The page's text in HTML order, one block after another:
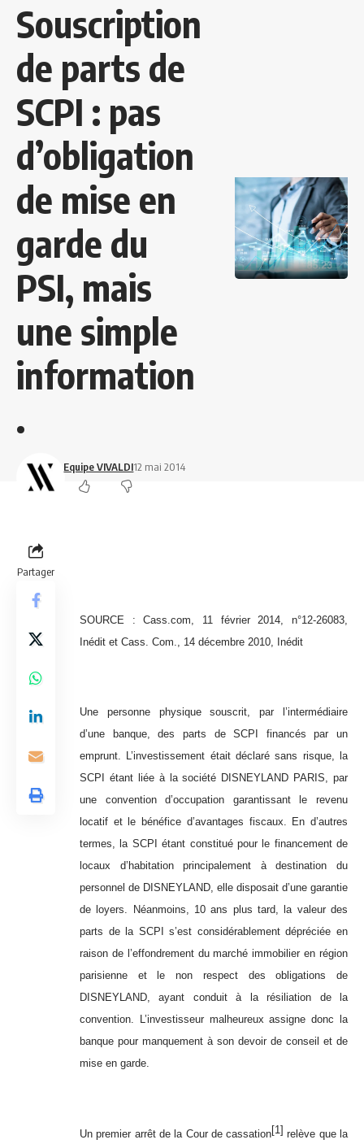
Souscription
de parts de
SCPI : pas
d’obligation
de mise en
garde du
PSI, mais
une simple
information
.
Equipe VIVALDI12 mai 2014
Partager
SOURCE : Cass.com, 11 février 2014, n°12-26083,
Inédit et Cass. Com., 14 décembre 2010, Inédit
Une personne physique souscrit, par l’intermédiaire
d’une banque, des parts de SCPI financés par un
emprunt. L’investissement était déclaré sans risque, la
SCPI étant liée à la société DISNEYLAND PARIS, par
une convention d’occupation garantissant le revenu
locatif et le bénéfice d’avantages fiscaux. En d’autres
termes, la SCPI étant constitué pour le financement de
locaux d’habitation principalement à destination du
personnel de DISNEYLAND, elle disposait d’une garantie
de loyers. Néanmoins, 10 ans plus tard, la valeur des
parts de la SCPI s’est considérablement dépréciée en
raison de l’effondrement du marché immobilier en région
parisienne et le non respect des obligations de
DISNEYLAND, ayant conduit à la résiliation de la
convention. L’investisseur malheureux assigne donc la
banque pour manquement à son devoir de conseil et de
mise en garde.
Un premier arrêt de la Cour de cassation[1] relève que la